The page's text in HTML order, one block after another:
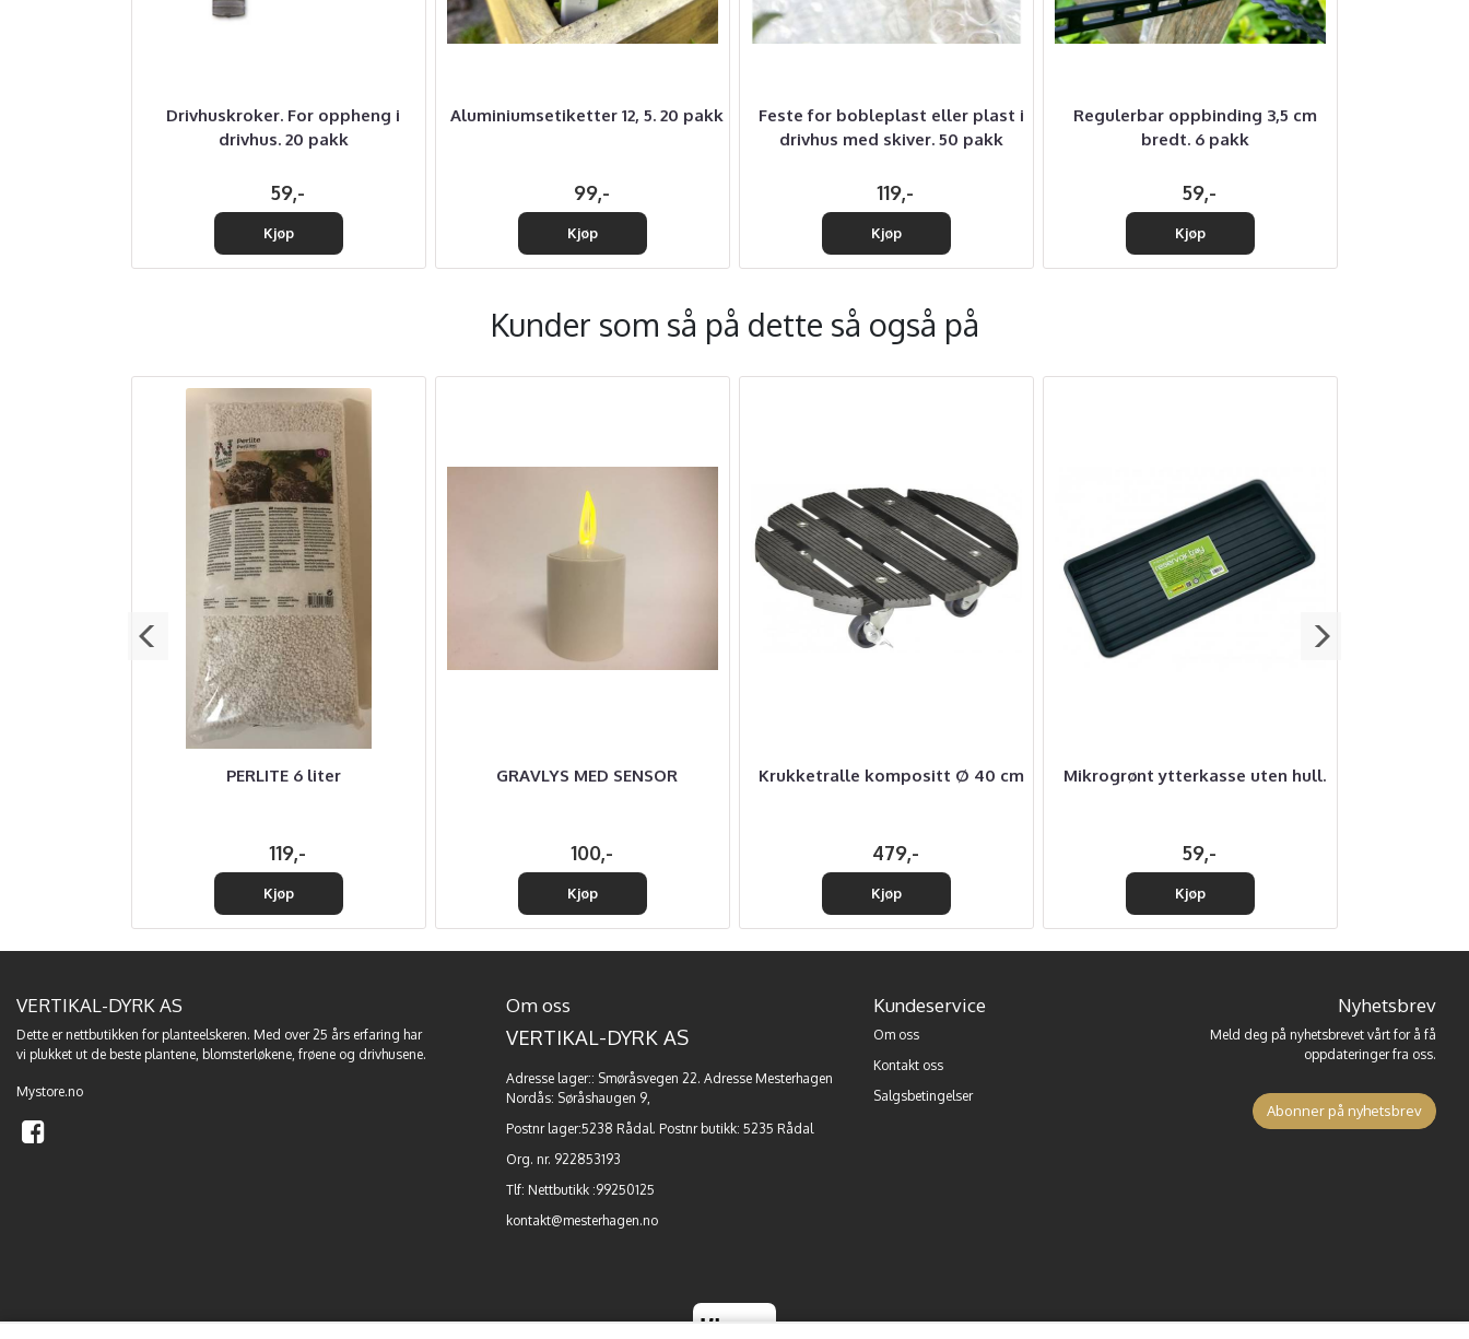
Drivhuskroker. For oppheng i
drivhus. 20 pakk
59,-
Kjøp
Aluminiumsetiketter 12, 5. 20 pakk
99,-
Kjøp
Feste for bobleplast eller plast i
drivhus med skiver. 50 pakk
119,-
Kjøp
Regulerbar oppbinding 3,5 cm
bredt. 6 pakk
59,-
Kjøp
Kunder som så på dette så også på
PERLITE 6 liter
119,-
Kjøp
GRAVLYS MED SENSOR
100,-
Kjøp
Krukketralle kompositt Ø 40 cm
479,-
Kjøp
Mikrogrønt ytterkasse uten hull.
59,-
Kjøp
VERTIKAL-DYRK AS
Dette er nettbutikken for planteelskeren. Med over 25 års erfaring har
vi plukket ut de beste plantene blomsterløkene frøene og drivhusene.
Mystore.no
Om oss
VERTIKAL-DYRK AS
Adresse lager:: Smøråsvegen 22. Adresse Mesterhagen
Nordås: Søråshaugen 9,
Postnr lager:5238 Rådal. Postnr butikk: 5235 Rådal
Org. nr. 922853193
Tlf: Nettbutikk :99250125
kontakt@mesterhagen.no
Kundeservice
Om oss
Kontakt oss
Salgsbetingelser
Nyhetsbrev
Meld deg på nyhetsbrevet vårt for å få
oppdateringer fra oss.
Abonner på nyhetsbrev